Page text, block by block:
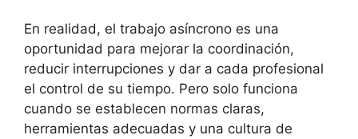
En realidad, el trabajo asíncrono es una
oportunidad para mejorar la coordinación,
reducir interrupciones y dar a cada profesional
el control de su tiempo. Pero solo funciona
cuando se establecen normas claras,
herramientas adecuadas y una cultura de